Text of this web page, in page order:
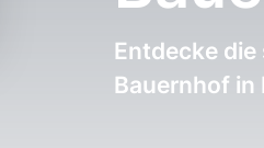
Entdecke
Bauernhof in